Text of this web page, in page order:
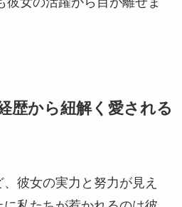
歴から紐解く愛される
彼女の実力と努力が見え